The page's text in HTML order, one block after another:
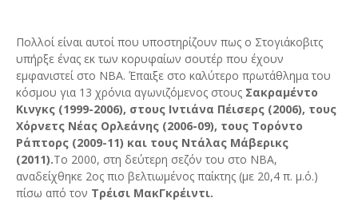
Πολλοί είναι αυτοί που υποστηρίζουν πως ο Στογιάκοβιτς
υπήρξε ένας εκ των κορυφαίων σουτέρ που έχουν
εμφανιστεί στο ΝΒΑ. Έπαιξε στο καλύτερο πρωτάθλημα του
κόσμου για 13 χρόνια αγωνιζόμενος στους Σακραμέντο
Κινγκς (1999-2006), στους Ιντιάνα Πέισερς (2006), τους
Χόρνετς Νέας Ορλεάνης (2006-09), τους Τορόντο
Ράπτορς (2009-11) και τους Ντάλας Μάβερικς
(2011).Το 2000, στη δεύτερη σεζόν του στο ΝΒΑ,
αναδείχθηκε 2ος πιο βελτιωμένος παίκτης (με 20,4 π. μ.ό.)
πίσω από τον Τρέισι ΜακΓκρέιντι.